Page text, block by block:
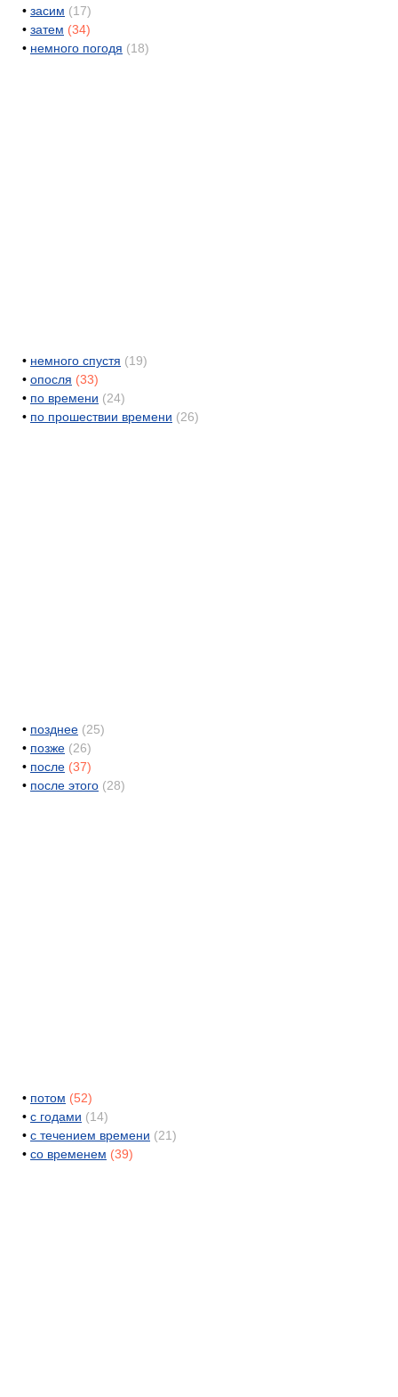
• засим (17)
• затем (34)
• немного погодя (18)
• немного спустя (19)
• опосля (33)
• по времени (24)
• по прошествии времени (26)
• позднее (25)
• позже (26)
• после (37)
• после этого (28)
• потом (52)
• с годами (14)
• с течением времени (21)
• со временем (39)